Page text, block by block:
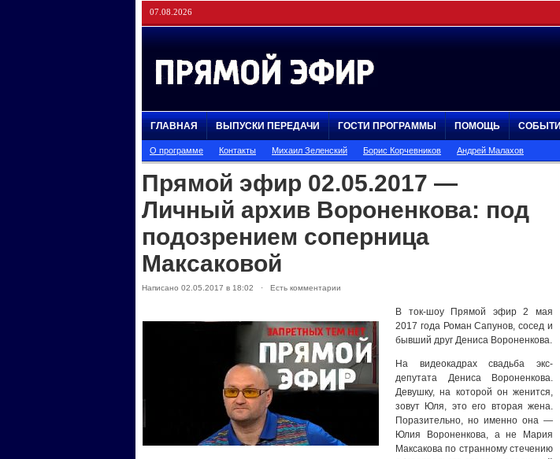
07.08.2026
ГЛАВНАЯ ВЫПУСКИ ПЕРЕДАЧИ ГОСТИ ПРОГРАММЫ ПОМОЩЬ
О программе Контакты Михаил Зеленский Борис Корчевников Андрей Малахов
Прямой эфир 02.05.2017 —
Личный архив Вороненкова: под
подозрением соперница
Максаковой
Написано 02.05.2017 в 18:02 · Есть комментарии
В ток-шоу Прямой эфир 2 мая
2017 года Роман Сапунов, сосед и
бывший друг Дениса Вороненкова.
На видеокадрах свадьба экс-
депутата Дениса Вороненкова.
Девушку, на которой он женится,
зовут Юля, это его вторая жена.
Поразительно, но именно она —
Юлия Вороненкова, а не Мария
Максакова по странному стечению